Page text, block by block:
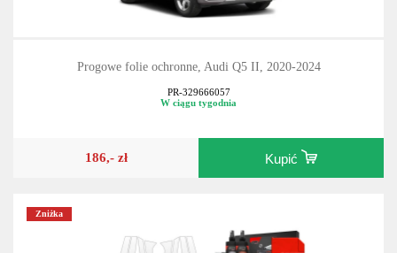
Progowe folie ochronne, Audi Q5 II, 2020-2024
PR-329666057
W ciągu tygodnia
186,- zł Kupić
Zniżka